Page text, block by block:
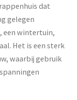
dat
gelegen
een wintertuin,
Het is een sterk
waarbij gebruik